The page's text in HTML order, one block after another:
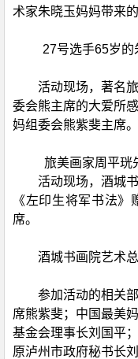
术家朱晓玉妈妈带来
27号选手65岁的
活动现场，著名
委会熊主席的大爱所
妈组委会熊紫斐主席。
旅美画家周平珖
活动现场，酒城
《左印生将军书法
席。
酒城书画院艺术
参加活动的相关
席熊紫斐；中国最美
基金会理事长刘国平
原泸州市政府秘书长